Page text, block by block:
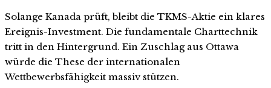
Solange Kanada prüft, bleibt die TKMS-Aktie ein klares
Ereignis-Investment. Die fundamentale Charttechnik
tritt in den Hintergrund. Ein Zuschlag aus Ottawa
würde die These der internationalen
Wettbewerbsfähigkeit massiv stützen.